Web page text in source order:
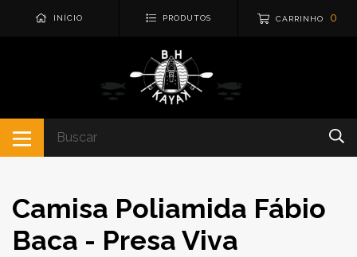
INÍCIO PRODUTOS CARRINHO 0
Camisa Poliamida Fábio
Baca - Presa Viva